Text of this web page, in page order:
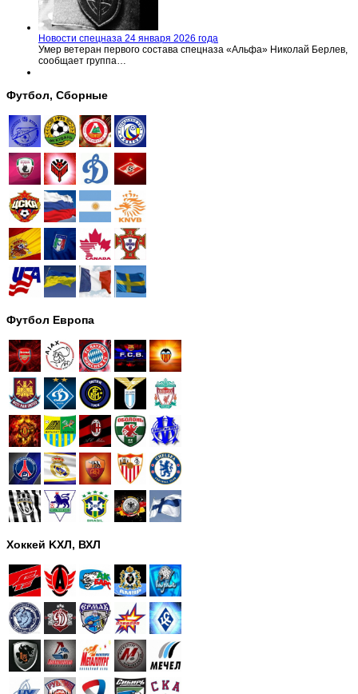
Новости спецназа 24 января 2026 года
Умер ветеран первого состава спецназа «Альфа» Николай Берлев,
сообщает группа…
Футбол, Сборные
Футбол Европа
Хоккей KХЛ, ВХЛ